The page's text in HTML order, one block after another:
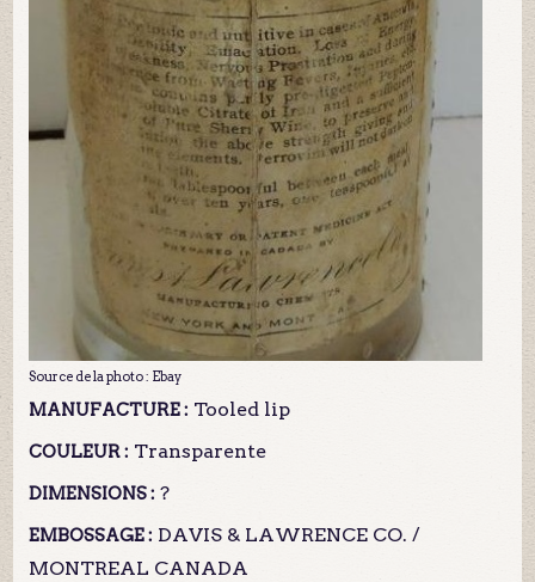
Source de la photo : Ebay
MANUFACTURE : Tooled lip
COULEUR : Transparente
DIMENSIONS : ?
EMBOSSAGE : DAVIS & LAWRENCE CO. /
MONTREAL CANADA